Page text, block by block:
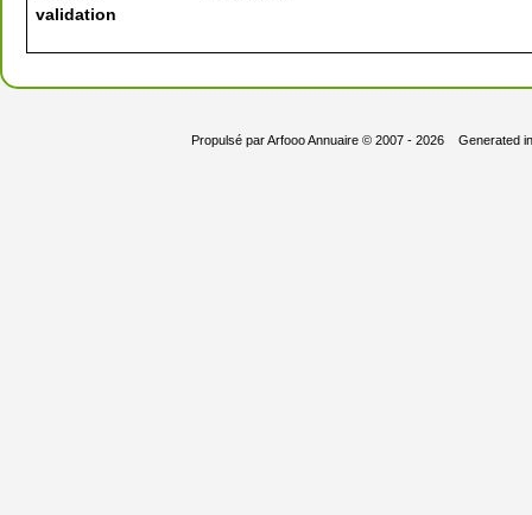
validation
Propulsé parArfooo Annuaire© 2007 - 2026 Generated